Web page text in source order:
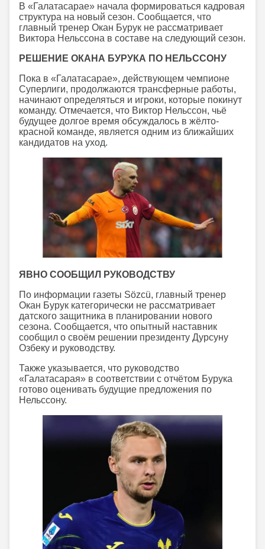
В «Галатасарае» начала формироваться кадровая
структура на новый сезон. Сообщается, что
главный тренер Окан Бурук не рассматривает
Виктора Нельссона в составе на следующий сезон.
РЕШЕНИЕ ОКАНА БУРУКА ПО НЕЛЬССОНУ
Пока в «Галатасарае», действующем чемпионе
Суперлиги, продолжаются трансферные работы,
начинают определяться и игроки, которые покинут
команду. Отмечается, что Виктор Нельссон, чьё
будущее долгое время обсуждалось в жёлто-
красной команде, является одним из ближайших
кандидатов на уход.
ЯВНО СООБЩИЛ РУКОВОДСТВУ
По информации газеты Sözcü, главный тренер
Окан Бурук категорически не рассматривает
датского защитника в планировании нового
сезона. Сообщается, что опытный наставник
сообщил о своём решении президенту Дурсуну
Озбеку и руководству.
Также указывается, что руководство
«Галатасарая» в соответствии с отчётом Бурука
готово оценивать будущие предложения по
Нельссону.